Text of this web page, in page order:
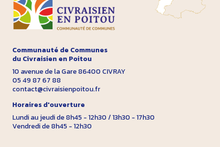
Communauté de Communes
du Civraisien en Poitou
10 avenue de la Gare 86400 CIVRAY
05 49 87 67 88
contact@civraisienpoitou.fr
Horaires d'ouverture
Lundi au jeudi de 8h45 - 12h30 / 13h30 - 17h30
Vendredi de 8h45 - 12h30